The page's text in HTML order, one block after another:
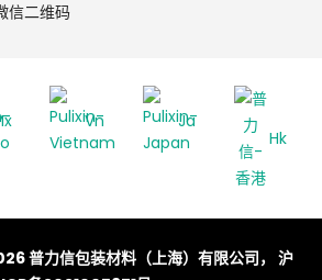
Vn
Ja
Hk
普力信包装材料（上海）有限公司， 沪